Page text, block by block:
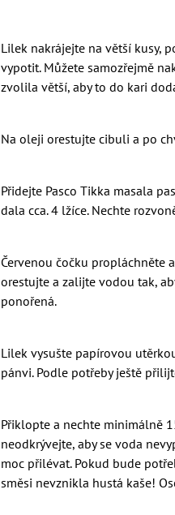
Lilek nakrájejte na větší kusy,
vypotit. Můžete samozřejmě
zvolila větší, aby to do kari
Na oleji orestujte cibuli a po
Přidejte Pasco Tikka masala
dala cca. 4 lžíce. Nechte
Červenou čočku propláchněte
orestujte a zalijte vodou tak,
ponořená.
Lilek vysušte papírovou
pánvi. Podle potřeby ještě
Přiklopte a nechte minimálně
neodkrývejte, aby se voda
moc přilévat. Pokud bude
směsi nevznikla hustá kaše!